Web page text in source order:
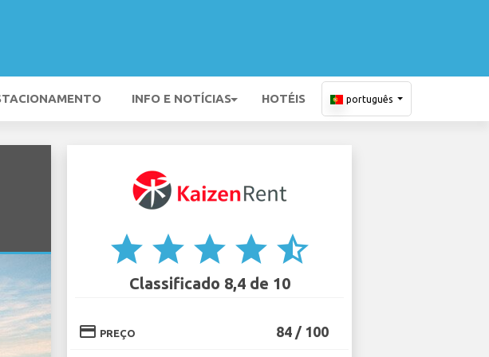
INFO E NOTÍCIAS HOTÉIS português
star star star star star_half
Classificado 8,4 de 10
credit_card PREÇO 84 / 100